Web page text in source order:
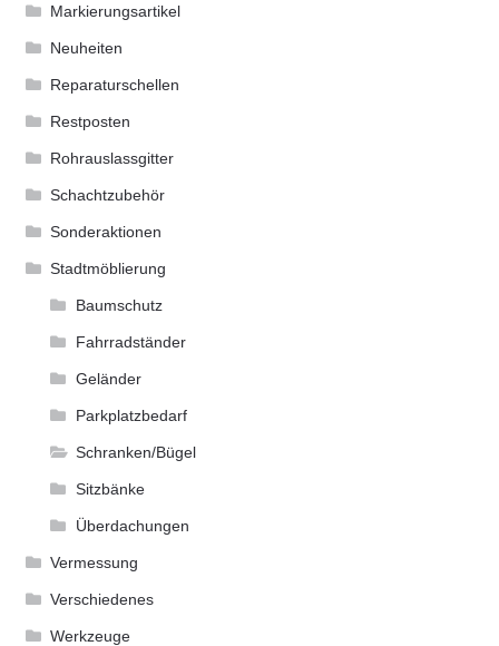
Markierungsartikel
Neuheiten
Reparaturschellen
Restposten
Rohrauslassgitter
Schachtzubehör
Sonderaktionen
Stadtmöblierung
Baumschutz
Fahrradständer
Geländer
Parkplatzbedarf
Schranken/Bügel
Sitzbänke
Überdachungen
Vermessung
Verschiedenes
Werkzeuge